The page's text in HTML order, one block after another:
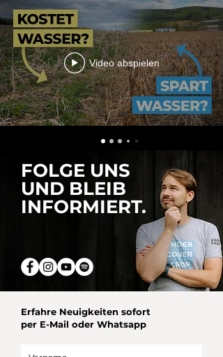
Video abspielen
FOLGE UNS
UND BLEIB
INFORMIERT.
Erfahre Neuigkeiten sofort
per E-Mail oder Whatsapp